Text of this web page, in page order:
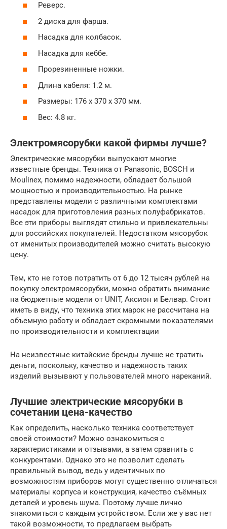
Реверс.
2 диска для фарша.
Насадка для колбасок.
Насадка для кеббе.
Прорезиненные ножки.
Длина кабеля: 1.2 м.
Размеры: 176 х 370 х 370 мм.
Вес: 4.8 кг.
Электромясорубки какой фирмы лучше?
Электрические мясорубки выпускают многие
известные бренды. Техника от Panasonic, BOSCH и
Moulinex, помимо надежности, обладает большой
мощностью и производительностью. На рынке
представлены модели с различными комплектами
насадок для приготовления разных полуфабрикатов.
Все эти приборы выглядят стильно и привлекательны
для российских покупателей. Недостатком мясорубок
от именитых производителей можно считать высокую
цену.
Тем, кто не готов потратить от 6 до 12 тысяч рублей на
покупку электромясорубки, можно обратить внимание
на бюджетные модели от UNIT, Аксион и Белвар. Стоит
иметь в виду, что техника этих марок не рассчитана на
объемную работу и обладает скромными показателями
по производительности и комплектации
На неизвестные китайские бренды лучше не тратить
деньги, поскольку, качество и надежность таких
изделий вызывают у пользователей много нареканий.
Лучшие электрические мясорубки в
сочетании цена-качество
Как определить, насколько техника соответствует
своей стоимости? Можно ознакомиться с
характеристиками и отзывами, а затем сравнить с
конкурентами. Однако это не позволит сделать
правильный вывод, ведь у идентичных по
возможностям приборов могут существенно отличаться
материалы корпуса и конструкция, качество съёмных
деталей и уровень шума. Поэтому лучше лично
знакомиться с каждым устройством. Если же у вас нет
такой возможности, то предлагаем выбрать